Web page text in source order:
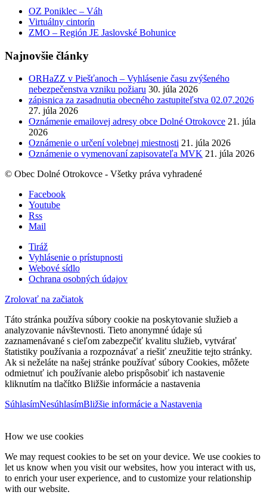
OZ Poniklec – Váh
Virtuálny cintorín
ZMO – Región JE Jaslovské Bohunice
Najnovšie články
ORHaZZ v Piešťanoch – Vyhlásenie času zvýšeného
nebezpečenstva vzniku požiaru 30. júla 2026
zápisnica za zasadnutia obecného zastupiteľstva 02.07.2026
27. júla 2026
Oznámenie emailovej adresy obce Dolné Otrokovce 21. júla
2026
Oznámenie o určení volebnej miestnosti 21. júla 2026
Oznámenie o vymenovaní zapisovateľa MVK 21. júla 2026
© Obec Dolné Otrokovce - Všetky práva vyhradené
Facebook
Youtube
Rss
Mail
Tiráž
Vyhlásenie o prístupnosti
Webové sídlo
Ochrana osobných údajov
Zrolovať na začiatok
Táto stránka používa súbory cookie na poskytovanie služieb a
analyzovanie návštevnosti. Tieto anonymné údaje sú
zaznamenávané s cieľom zabezpečiť kvalitu služieb, vytvárať
štatistiky používania a rozpoznávať a riešiť zneužitie tejto stránky.
Ak si neželáte na našej stránke používať súbory Cookies, môžete
odmietnuť ich používanie alebo prispôsobiť ich nastavenie
kliknutím na tlačítko Bližšie informácie a nastavenia
SúhlasímNesúhlasímBližšie informácie a Nastavenia
How we use cookies
We may request cookies to be set on your device. We use cookies to
let us know when you visit our websites, how you interact with us,
to enrich your user experience, and to customize your relationship
with our website.